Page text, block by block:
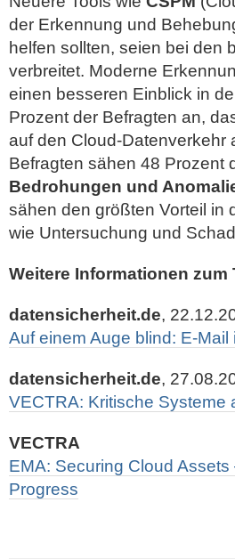
der Erkennung und
helfen sollten, seien bei den
verbreitet. Moderne
einen besseren Einblick in
Prozent der Befragten an,
auf den Cloud-Datenverkehr
Befragten sähen 48 Prozent
Bedrohungen und
sähen den größten Vorteil in
wie Untersuchung und
Weitere Informationen zum
datensicherheit.de,
Auf einem Auge blind: E-
datensicherheit.de,
VECTRA: Kritische Systeme
VECTRA
EMA: Securing Cloud
Progress